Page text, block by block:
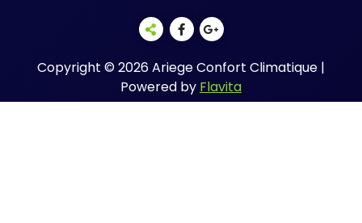
Copyright © 2026 Ariege Confort Climatique |
Powered by Flavita